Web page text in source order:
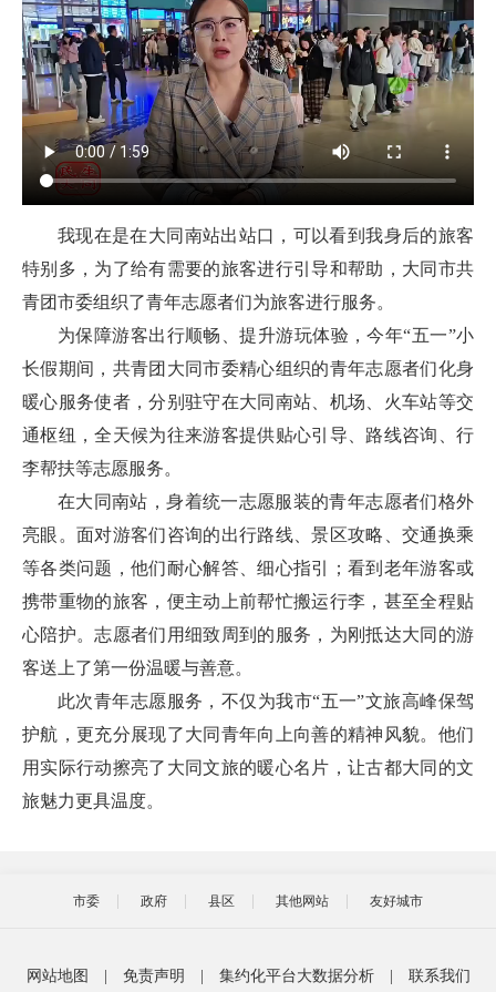
我现在是在大同南站出站口，可以看到我身后的旅客
特别多，为了给有需要的旅客进行引导和帮助，大同市共
青团市委组织了青年志愿者们为旅客进行服务。
为保障游客出行顺畅、提升游玩体验，今年“五一”小
长假期间，共青团大同市委精心组织的青年志愿者们化身
暖心服务使者，分别驻守在大同南站、机场、火车站等交
通枢纽，全天候为往来游客提供贴心引导、路线咨询、行
李帮扶等志愿服务。
在大同南站，身着统一志愿服装的青年志愿者们格外
亮眼。面对游客们咨询的出行路线、景区攻略、交通换乘
等各类问题，他们耐心解答、细心指引；看到老年游客或
携带重物的旅客，便主动上前帮忙搬运行李，甚至全程贴
心陪护。志愿者们用细致周到的服务，为刚抵达大同的游
客送上了第一份温暖与善意。
此次青年志愿服务，不仅为我市“五一”文旅高峰保驾
护航，更充分展现了大同青年向上向善的精神风貌。他们
用实际行动擦亮了大同文旅的暖心名片，让古都大同的文
旅魅力更具温度。
市委 政府 县区 其他网站 友好城市
网站地图 免责声明 集约化平台大数据分析 联系我们